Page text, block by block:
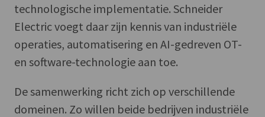
technologische implementatie. Schneider
Electric voegt daar zijn kennis van industriële
operaties, automatisering en AI-gedreven OT-
en software-technologie aan toe.
De samenwerking richt zich op verschillende
domeinen. Zo willen beide bedrijven industriële